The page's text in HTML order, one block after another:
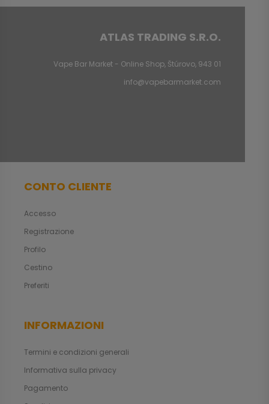
ATLAS TRADING S.R.O.
Vape Bar Market - Online Shop, Štúrovo, 943 01
info@vapebarmarket.com
CONTO CLIENTE
Accesso
Registrazione
Profilo
Cestino
Preferiti
INFORMAZIONI
Termini e condizioni generali
Informativa sulla privacy
Pagamento